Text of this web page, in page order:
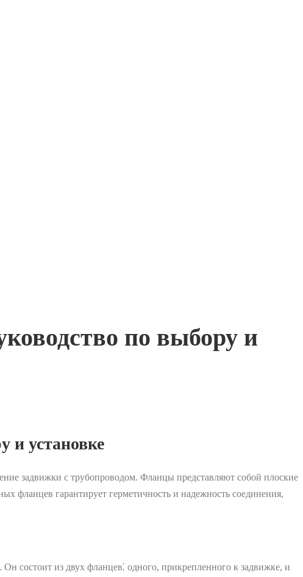
по выбору и
и установке
задвижки с трубопроводом. Фланцы представляют собой плоские
фланцев гарантирует герметичность и надежность соединения,
состоит из двух фланцев⁚ одного, прикрепленного к задвижке, и